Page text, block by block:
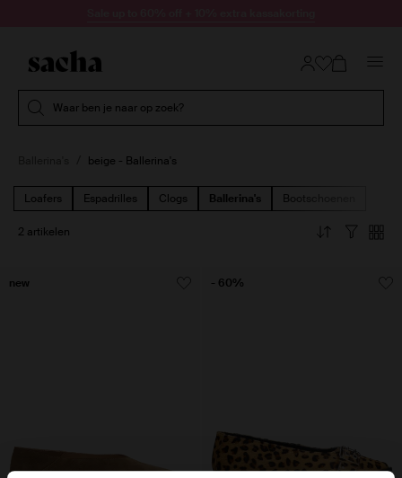
Waar ben je naar op zoek?
beige - Ballerina's
Loafers Espadrilles Clogs Ballerina's Bootschoenen
2 artikelen
new - 60%